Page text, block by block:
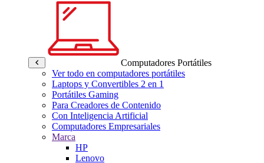
Computadores Portátiles
Ver todo en computadores portátiles
Laptops y Convertibles 2 en 1
Portátiles Gaming
Para Creadores de Contenido
Con Inteligencia Artificial
Computadores Empresariales
Marca
HP
Lenovo